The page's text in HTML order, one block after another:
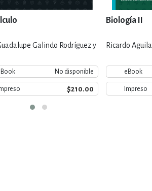
Galindo Rodríguez y
No disponible
$210.00
Biología II
Ricardo
eBook
Impreso